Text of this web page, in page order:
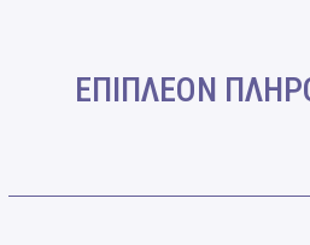
ΕΠΙΠΛΕΟΝ